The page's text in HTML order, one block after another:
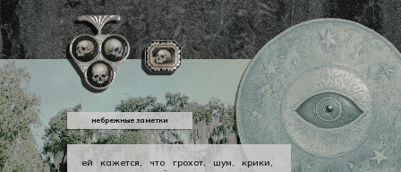
ей кажется, что грохот, шум, крики,
небрежные заметки